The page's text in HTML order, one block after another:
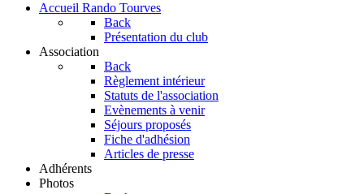
Accueil Rando Tourves
Back
Présentation du club
Association
Back
Règlement intérieur
Statuts de l'association
Evènements à venir
Séjours proposés
Fiche d'adhésion
Articles de presse
Adhérents
Photos